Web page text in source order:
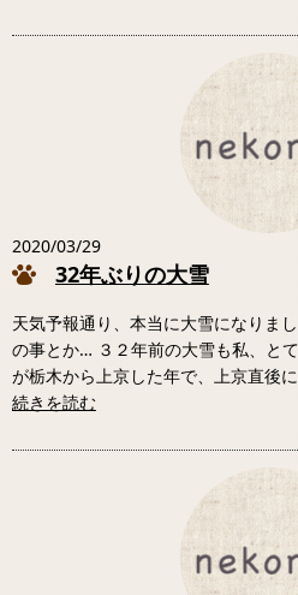
2020/03/29
32年ぶりの大雪
天気予報通り、本当に大雪になりま
の事とか… ３２年前の大雪も私、と
が栃木から上京した年で、上京直後
続きを読む